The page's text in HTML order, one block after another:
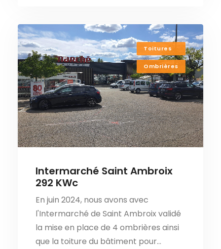
Toitures
Ombrières
Intermarché Saint Ambroix
292 KWc
En juin 2024, nous avons avec
l'Intermarché de Saint Ambroix validé
la mise en place de 4 ombrières ainsi
que la toiture du bâtiment pour…